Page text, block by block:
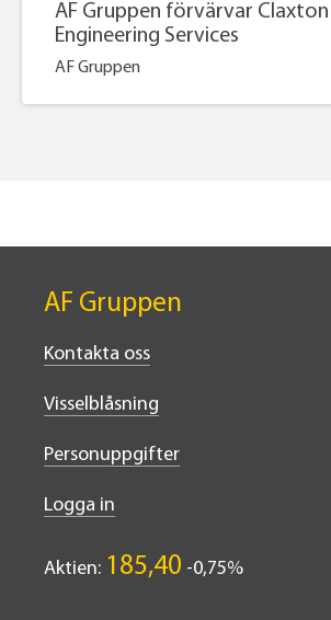
AF Gruppen förvärvar Claxton
Engineering Services
AF Gruppen
AF Gruppen
Kontakta oss
Visselblåsning
Personuppgifter
Logga in
Aktien: 185,40 -0,75%